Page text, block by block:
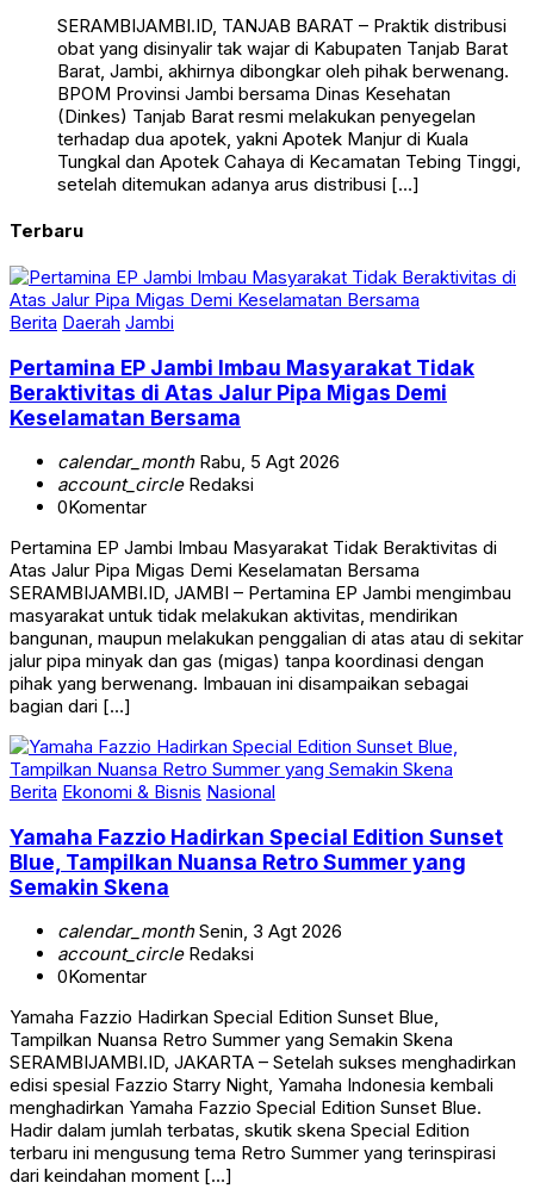
SERAMBIJAMBI.ID, TANJAB BARAT – Praktik distribusi
obat yang disinyalir tak wajar di Kabupaten Tanjab Barat
Barat, Jambi, akhirnya dibongkar oleh pihak berwenang.
BPOM Provinsi Jambi bersama Dinas Kesehatan
(Dinkes) Tanjab Barat resmi melakukan penyegelan
terhadap dua apotek, yakni Apotek Manjur di Kuala
Tungkal dan Apotek Cahaya di Kecamatan Tebing Tinggi,
setelah ditemukan adanya arus distribusi […]
Terbaru
Berita Daerah Jambi
Pertamina EP Jambi Imbau Masyarakat Tidak
Beraktivitas di Atas Jalur Pipa Migas Demi
Keselamatan Bersama
calendar_monthRabu, 5 Agt 2026
account_circleRedaksi
0Komentar
Pertamina EP Jambi Imbau Masyarakat Tidak Beraktivitas di
Atas Jalur Pipa Migas Demi Keselamatan Bersama
SERAMBIJAMBI.ID, JAMBI – Pertamina EP Jambi mengimbau
masyarakat untuk tidak melakukan aktivitas, mendirikan
bangunan, maupun melakukan penggalian di atas atau di sekitar
jalur pipa minyak dan gas (migas) tanpa koordinasi dengan
pihak yang berwenang. Imbauan ini disampaikan sebagai
bagian dari […]
Berita Ekonomi & Bisnis Nasional
Yamaha Fazzio Hadirkan Special Edition Sunset
Blue, Tampilkan Nuansa Retro Summer yang
Semakin Skena
calendar_monthSenin, 3 Agt 2026
account_circleRedaksi
0Komentar
Yamaha Fazzio Hadirkan Special Edition Sunset Blue,
Tampilkan Nuansa Retro Summer yang Semakin Skena
SERAMBIJAMBI.ID, JAKARTA – Setelah sukses menghadirkan
edisi spesial Fazzio Starry Night, Yamaha Indonesia kembali
menghadirkan Yamaha Fazzio Special Edition Sunset Blue.
Hadir dalam jumlah terbatas, skutik skena Special Edition
terbaru ini mengusung tema Retro Summer yang terinspirasi
dari keindahan moment […]